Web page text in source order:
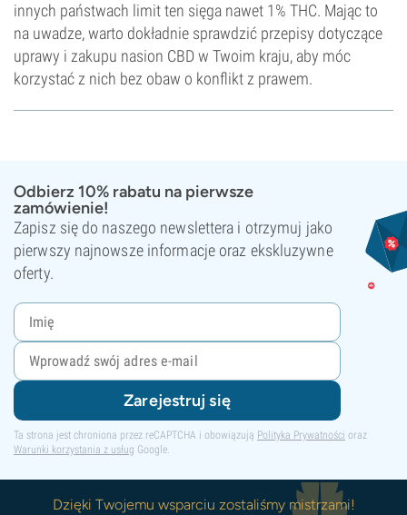
innych państwach limit ten sięga nawet 1% THC. Mając to
na uwadze, warto dokładnie sprawdzić przepisy dotyczące
uprawy i zakupu nasion CBD w Twoim kraju, aby móc
korzystać z nich bez obaw o konflikt z prawem.
Odbierz 10% rabatu na pierwsze
zamówienie!
Zapisz się do naszego newslettera i otrzymuj jako
pierwszy najnowsze informacje oraz ekskluzywne
oferty.
Zarejestruj się
Ta strona jest chroniona przez reCAPTCHA i obowiązują Polityka Prywatności oraz
Warunki korzystania z usług Google.
Dzięki Twojemu wsparciu zostaliśmy mistrzami!